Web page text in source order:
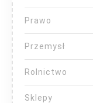
Prawo
Przemysł
Rolnictwo
Sklepy